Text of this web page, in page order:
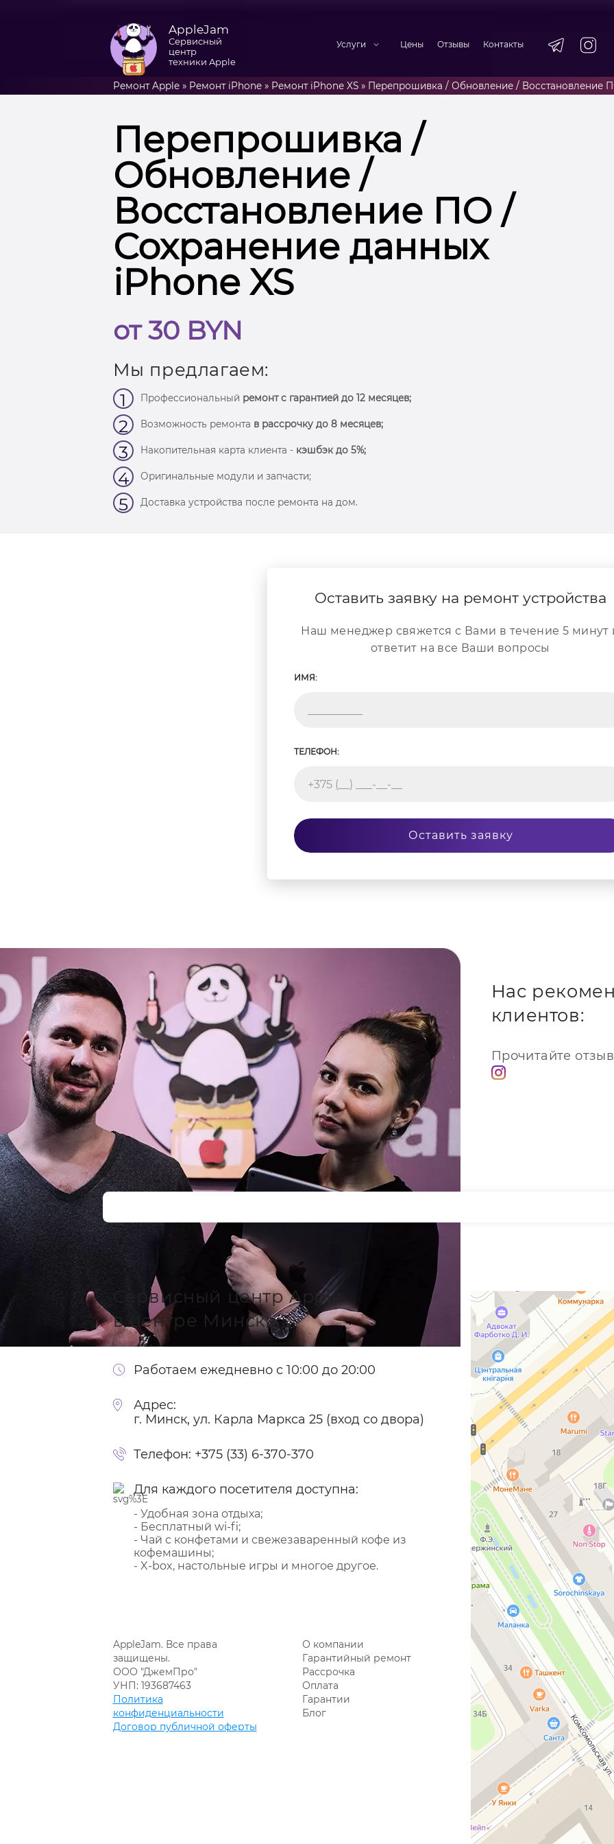
AppleJam
Сервисный
центр
техники Apple
Услуги Цены Отзывы Контакты
Ремонт Apple» Ремонт iPhone» Ремонт iPhone XS» Перепрошивка / Обновление / Восстановление
Перепрошивка /
Обновление /
Восстановление ПО /
Сохранение данных
iPhone XS
от 30 BYN
Мы предлагаем:
1 Профессиональный ремонт с гарантией до 12 месяцев;
2 Возможность ремонта в рассрочку до 8 месяцев;
3 Накопительная карта клиента - кэшбэк до 5%;
4 Оригинальные модули и запчасти;
5 Доставка устройства после ремонта на дом.
Оставить заявку на ремонт устройства
Наш менеджер свяжется с Вами в течение 5 минут
ответит на все Ваши вопросы
ИМЯ:
ТЕЛЕФОН:
Оставить заявку
Нас
клиентов:
Прочитайте
Сервисный центр Apple
в центре Минска
Работаем ежедневно с 10:00 до 20:00
Адрес:
г. Минск, ул. Карла Маркса 25 (вход со двора)
Телефон: +375 (33) 6-370-370
Для каждого посетителя доступна:
- Удобная зона отдыха;
- Бесплатный wi-fi;
- Чай с конфетами и свежезаваренный кофе из
кофемашины;
- X-box, настольные игры и многое другое.
AppleJam. Все права
защищены.
ООО "ДжемПро"
УНП: 193687463
Политика
конфиденциальности
Договор публичной оферты
О компании
Гарантийный ремонт
Рассрочка
Оплата
Гарантии
Блог